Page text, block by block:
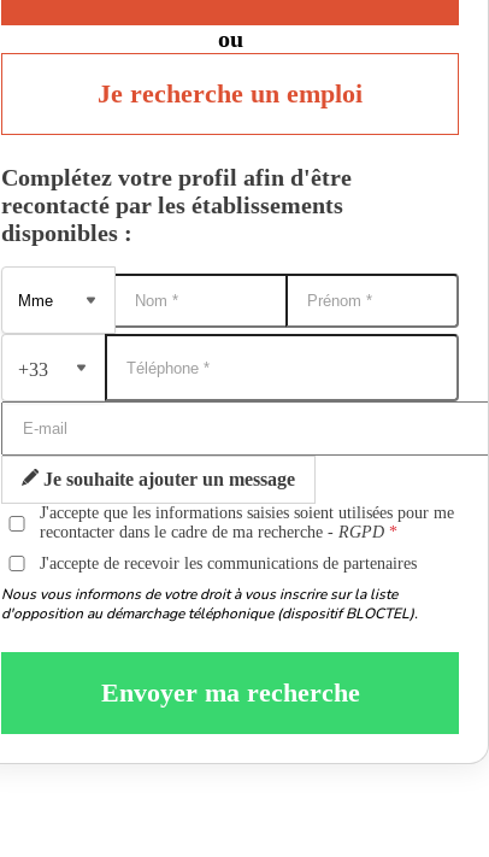
ou
Je recherche un emploi
Complétez votre profil afin d'être
recontacté par les établissements
disponibles :
+33
Je souhaite ajouter un message
J'accepte que les informations saisies soient utilisées pour me
recontacter dans le cadre de ma recherche -RGPD
J'accepte de recevoir les communications de partenaires
Nous vous informons de votre droit à vous inscrire sur la liste
d'opposition au démarchage téléphonique (dispositif BLOCTEL).
Envoyer ma recherche